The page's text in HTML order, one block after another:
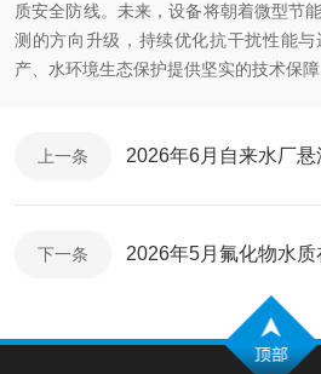
质安全防线。未来，设备将朝着微型节
测的方向升级，持续优化抗干扰性能
产、水环境生态保护提供坚实的技术保障
上一条
下一条